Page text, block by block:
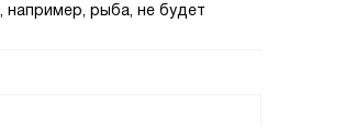
например, рыба, не будет